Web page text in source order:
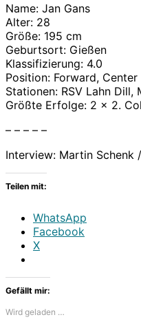
Name: Jan Gans
Alter: 28
Größe: 195 cm
Geburtsort: Gießen
Klassifizierung: 4.0
Position: Forward, Center
Stationen: RSV Lahn Dill,
Größte Erfolge: ​2 x 2.
– – – – –
Interview: Martin
Teilen mit:
WhatsApp
Facebook
X
Gefällt mir:
Wird geladen …